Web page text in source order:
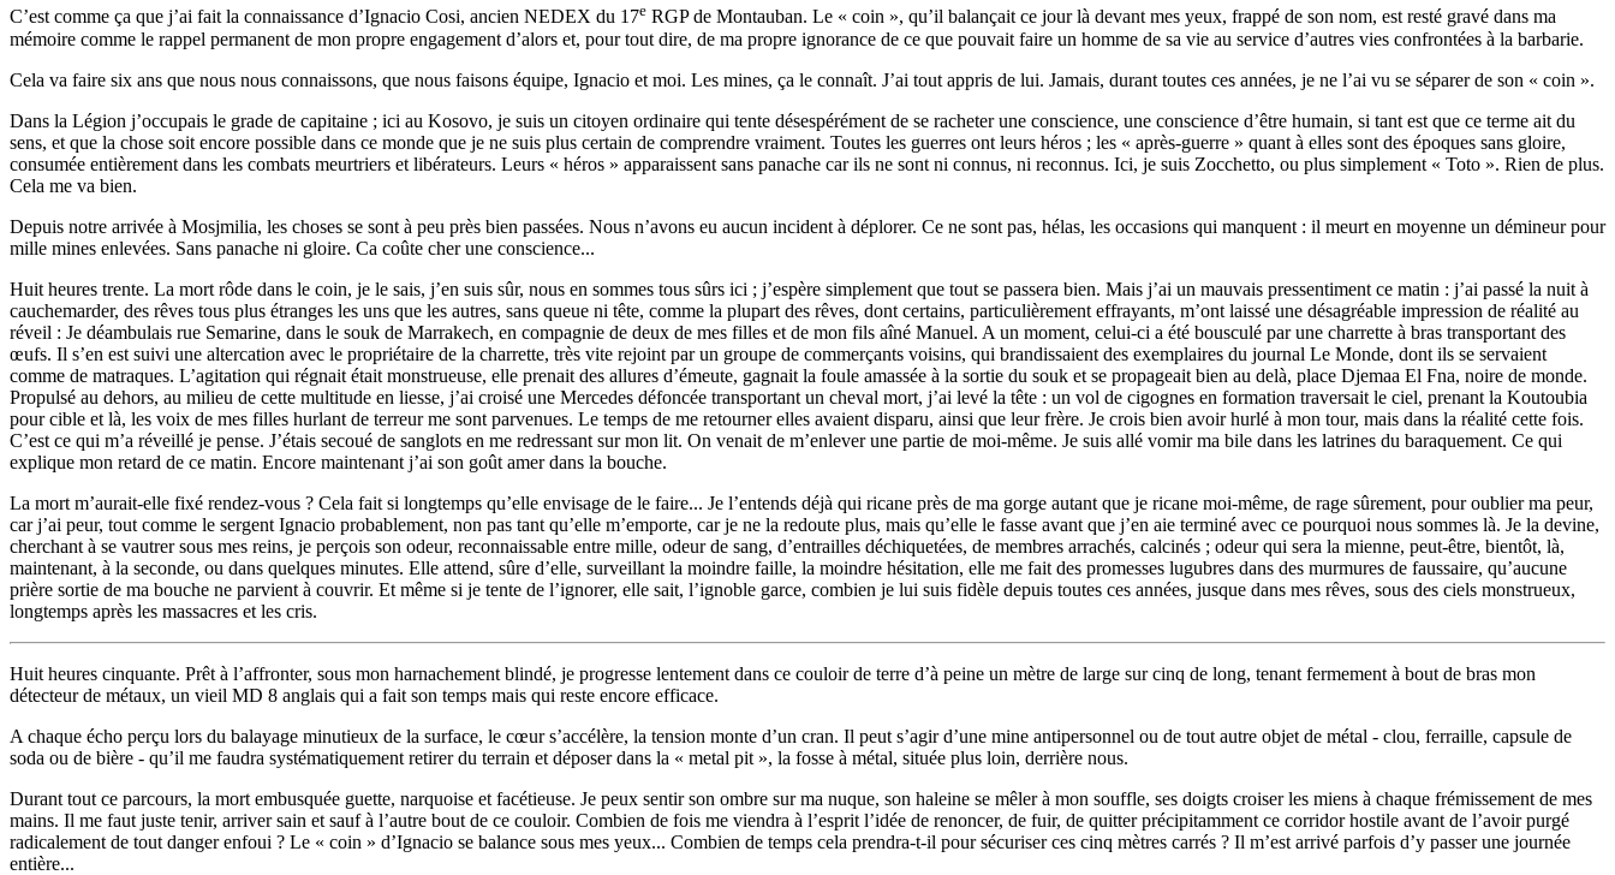
C’est comme ça que j’ai fait la connaissance d’Ignacio Cosi, ancien NEDEX du 17e RGP de Montauban. Le « coin », qu’il balançait ce jour là devant mes yeux, frappé de son nom, est resté gravé dans ma
mémoire comme le rappel permanent de mon propre engagement d’alors et, pour tout dire, de ma propre ignorance de ce que pouvait faire un homme de sa vie au service d’autres vies confrontées à la barbarie.
Cela va faire six ans que nous nous connaissons, que nous faisons équipe, Ignacio et moi. Les mines, ça le connaît. J’ai tout appris de lui. Jamais, durant toutes ces années, je ne l’ai vu se séparer de son « coin ».
Dans la Légion j’occupais le grade de capitaine ; ici au Kosovo, je suis un citoyen ordinaire qui tente désespérément de se racheter une conscience, une conscience d’être humain, si tant est que ce terme ait du
sens, et que la chose soit encore possible dans ce monde que je ne suis plus certain de comprendre vraiment. Toutes les guerres ont leurs héros ; les « après-guerre » quant à elles sont des époques sans gloire,
consumée entièrement dans les combats meurtriers et libérateurs. Leurs « héros » apparaissent sans panache car ils ne sont ni connus, ni reconnus. Ici, je suis Zocchetto, ou plus simplement « Toto ». Rien de plus.
Cela me va bien.
Depuis notre arrivée à Mosjmilia, les choses se sont à peu près bien passées. Nous n’avons eu aucun incident à déplorer. Ce ne sont pas, hélas, les occasions qui manquent : il meurt en moyenne un démineur pour
mille mines enlevées. Sans panache ni gloire. Ca coûte cher une conscience...
Huit heures trente. La mort rôde dans le coin, je le sais, j’en suis sûr, nous en sommes tous sûrs ici ; j’espère simplement que tout se passera bien. Mais j’ai un mauvais pressentiment ce matin : j’ai passé la nuit à
cauchemarder, des rêves tous plus étranges les uns que les autres, sans queue ni tête, comme la plupart des rêves, dont certains, particulièrement effrayants, m’ont laissé une désagréable impression de réalité au
réveil : Je déambulais rue Semarine, dans le souk de Marrakech, en compagnie de deux de mes filles et de mon fils aîné Manuel. A un moment, celui-ci a été bousculé par une charrette à bras transportant des
œufs. Il s’en est suivi une altercation avec le propriétaire de la charrette, très vite rejoint par un groupe de commerçants voisins, qui brandissaient des exemplaires du journal Le Monde, dont ils se servaient
comme de matraques. L’agitation qui régnait était monstrueuse, elle prenait des allures d’émeute, gagnait la foule amassée à la sortie du souk et se propageait bien au delà, place Djemaa El Fna, noire de monde.
Propulsé au dehors, au milieu de cette multitude en liesse, j’ai croisé une Mercedes défoncée transportant un cheval mort, j’ai levé la tête : un vol de cigognes en formation traversait le ciel, prenant la Koutoubia
pour cible et là, les voix de mes filles hurlant de terreur me sont parvenues. Le temps de me retourner elles avaient disparu, ainsi que leur frère. Je crois bien avoir hurlé à mon tour, mais dans la réalité cette fois.
C’est ce qui m’a réveillé je pense. J’étais secoué de sanglots en me redressant sur mon lit. On venait de m’enlever une partie de moi-même. Je suis allé vomir ma bile dans les latrines du baraquement. Ce qui
explique mon retard de ce matin. Encore maintenant j’ai son goût amer dans la bouche.
La mort m’aurait-elle fixé rendez-vous ? Cela fait si longtemps qu’elle envisage de le faire... Je l’entends déjà qui ricane près de ma gorge autant que je ricane moi-même, de rage sûrement, pour oublier ma peur,
car j’ai peur, tout comme le sergent Ignacio probablement, non pas tant qu’elle m’emporte, car je ne la redoute plus, mais qu’elle le fasse avant que j’en aie terminé avec ce pourquoi nous sommes là. Je la devine,
cherchant à se vautrer sous mes reins, je perçois son odeur, reconnaissable entre mille, odeur de sang, d’entrailles déchiquetées, de membres arrachés, calcinés ; odeur qui sera la mienne, peut-être, bientôt, là,
maintenant, à la seconde, ou dans quelques minutes. Elle attend, sûre d’elle, surveillant la moindre faille, la moindre hésitation, elle me fait des promesses lugubres dans des murmures de faussaire, qu’aucune
prière sortie de ma bouche ne parvient à couvrir. Et même si je tente de l’ignorer, elle sait, l’ignoble garce, combien je lui suis fidèle depuis toutes ces années, jusque dans mes rêves, sous des ciels monstrueux,
longtemps après les massacres et les cris.
Huit heures cinquante. Prêt à l’affronter, sous mon harnachement blindé, je progresse lentement dans ce couloir de terre d’à peine un mètre de large sur cinq de long, tenant fermement à bout de bras mon
détecteur de métaux, un vieil MD 8 anglais qui a fait son temps mais qui reste encore efficace.
A chaque écho perçu lors du balayage minutieux de la surface, le cœur s’accélère, la tension monte d’un cran. Il peut s’agir d’une mine antipersonnel ou de tout autre objet de métal - clou, ferraille, capsule de
soda ou de bière - qu’il me faudra systématiquement retirer du terrain et déposer dans la « metal pit », la fosse à métal, située plus loin, derrière nous.
Durant tout ce parcours, la mort embusquée guette, narquoise et facétieuse. Je peux sentir son ombre sur ma nuque, son haleine se mêler à mon souffle, ses doigts croiser les miens à chaque frémissement de mes
mains. Il me faut juste tenir, arriver sain et sauf à l’autre bout de ce couloir. Combien de fois me viendra à l’esprit l’idée de renoncer, de fuir, de quitter précipitamment ce corridor hostile avant de l’avoir purgé
radicalement de tout danger enfoui ? Le « coin » d’Ignacio se balance sous mes yeux... Combien de temps cela prendra-t-il pour sécuriser ces cinq mètres carrés ? Il m’est arrivé parfois d’y passer une journée
entière...